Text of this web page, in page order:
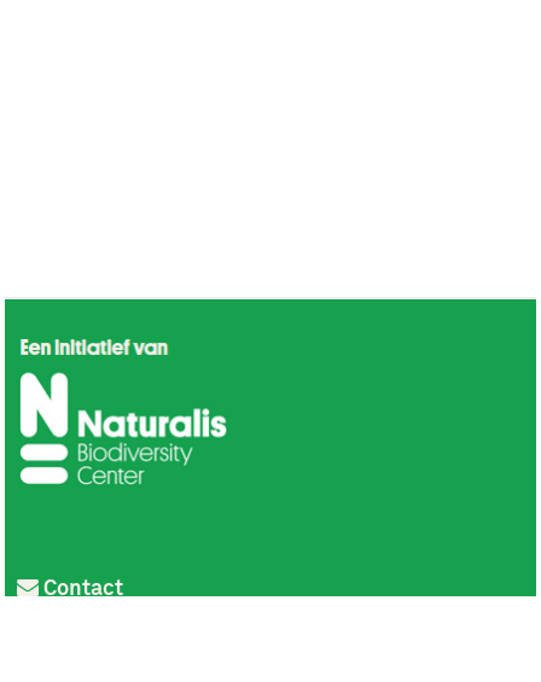
Contact